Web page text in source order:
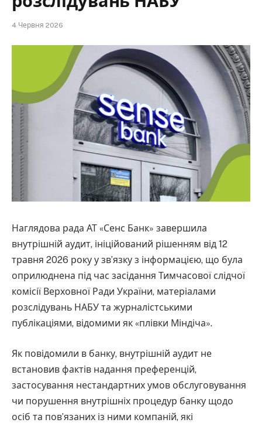
4 Червня 2026
Наглядова рада АТ «Сенс Банк» завершила
внутрішній аудит, ініційований рішенням від 12
травня 2026 року у зв’язку з інформацією, що була
оприлюднена під час засідання Тимчасової слідчої
комісії Верховної Ради України, матеріалами
розслідувань НАБУ та журналістськими
публікаціями, відомими як «плівки Міндіча».
Як повідомили в банку, внутрішній аудит не
встановив фактів надання преференцій,
застосування нестандартних умов обслуговування
чи порушення внутрішніх процедур банку щодо
осіб та пов’язаних із ними компаній, які